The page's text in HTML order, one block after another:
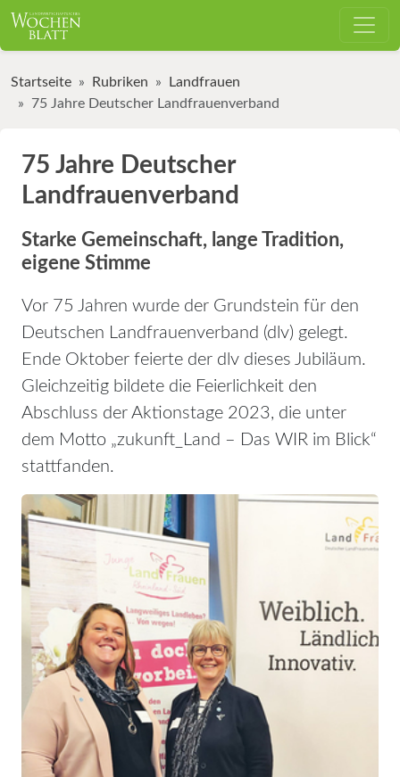
Startseite Rubriken
Landfrauen
75 Jahre Deutscher Landfrauenverband
75 Jahre Deutscher
Landfrauenverband
Starke Gemeinschaft, lange Tradition,
eigene Stimme
Vor 75 Jahren wurde der Grundstein für den
Deutschen Landfrauenverband (dlv) gelegt.
Ende Oktober feierte der dlv dieses Jubiläum.
Gleichzeitig bildete die Feierlichkeit den
Abschluss der Aktionstage 2023, die unter
dem Motto „zukunft_Land – Das WIR im Blick“
stattfanden.